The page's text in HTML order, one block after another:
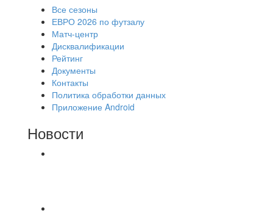
Все сезоны
ЕВРО 2026 по футзалу
Матч-центр
Дисквалификации
Рейтинг
Документы
Контакты
Политика обработки данных
Приложение Android
Новости